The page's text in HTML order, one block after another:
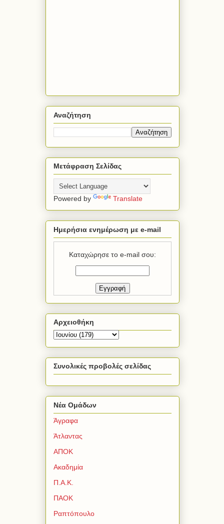
Αναζήτηση
Μετάφραση Σελίδας
Powered by Translate
Ημερήσια ενημέρωση με e-mail
Καταχώρησε το e-mail σου:
Αρχειοθήκη
Συνολικές προβολές σελίδας
Νέα Ομάδων
Άγραφα
Άτλαντας
ΑΠΟΚ
Ακαδημία
Π.Α.Κ.
ΠΑΟΚ
Ραπτόπουλο